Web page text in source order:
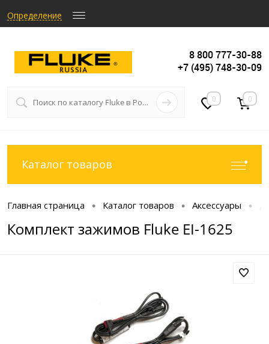
Определение
8 800 777-30-88
+7 (495) 748-30-09
0 0
Каталог товаров
Главная страница • Каталог товаров • Аксессуары •
Комплект зажимов Fluke EI-1625